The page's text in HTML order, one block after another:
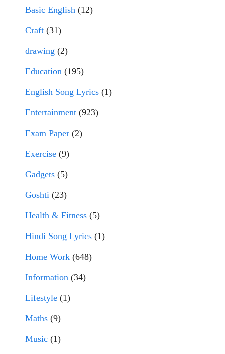
Basic English (12)
Craft (31)
drawing (2)
Education (195)
English Song Lyrics (1)
Entertainment (923)
Exam Paper (2)
Exercise (9)
Gadgets (5)
Goshti (23)
Health & Fitness (5)
Hindi Song Lyrics (1)
Home Work (648)
Information (34)
Lifestyle (1)
Maths (9)
Music (1)